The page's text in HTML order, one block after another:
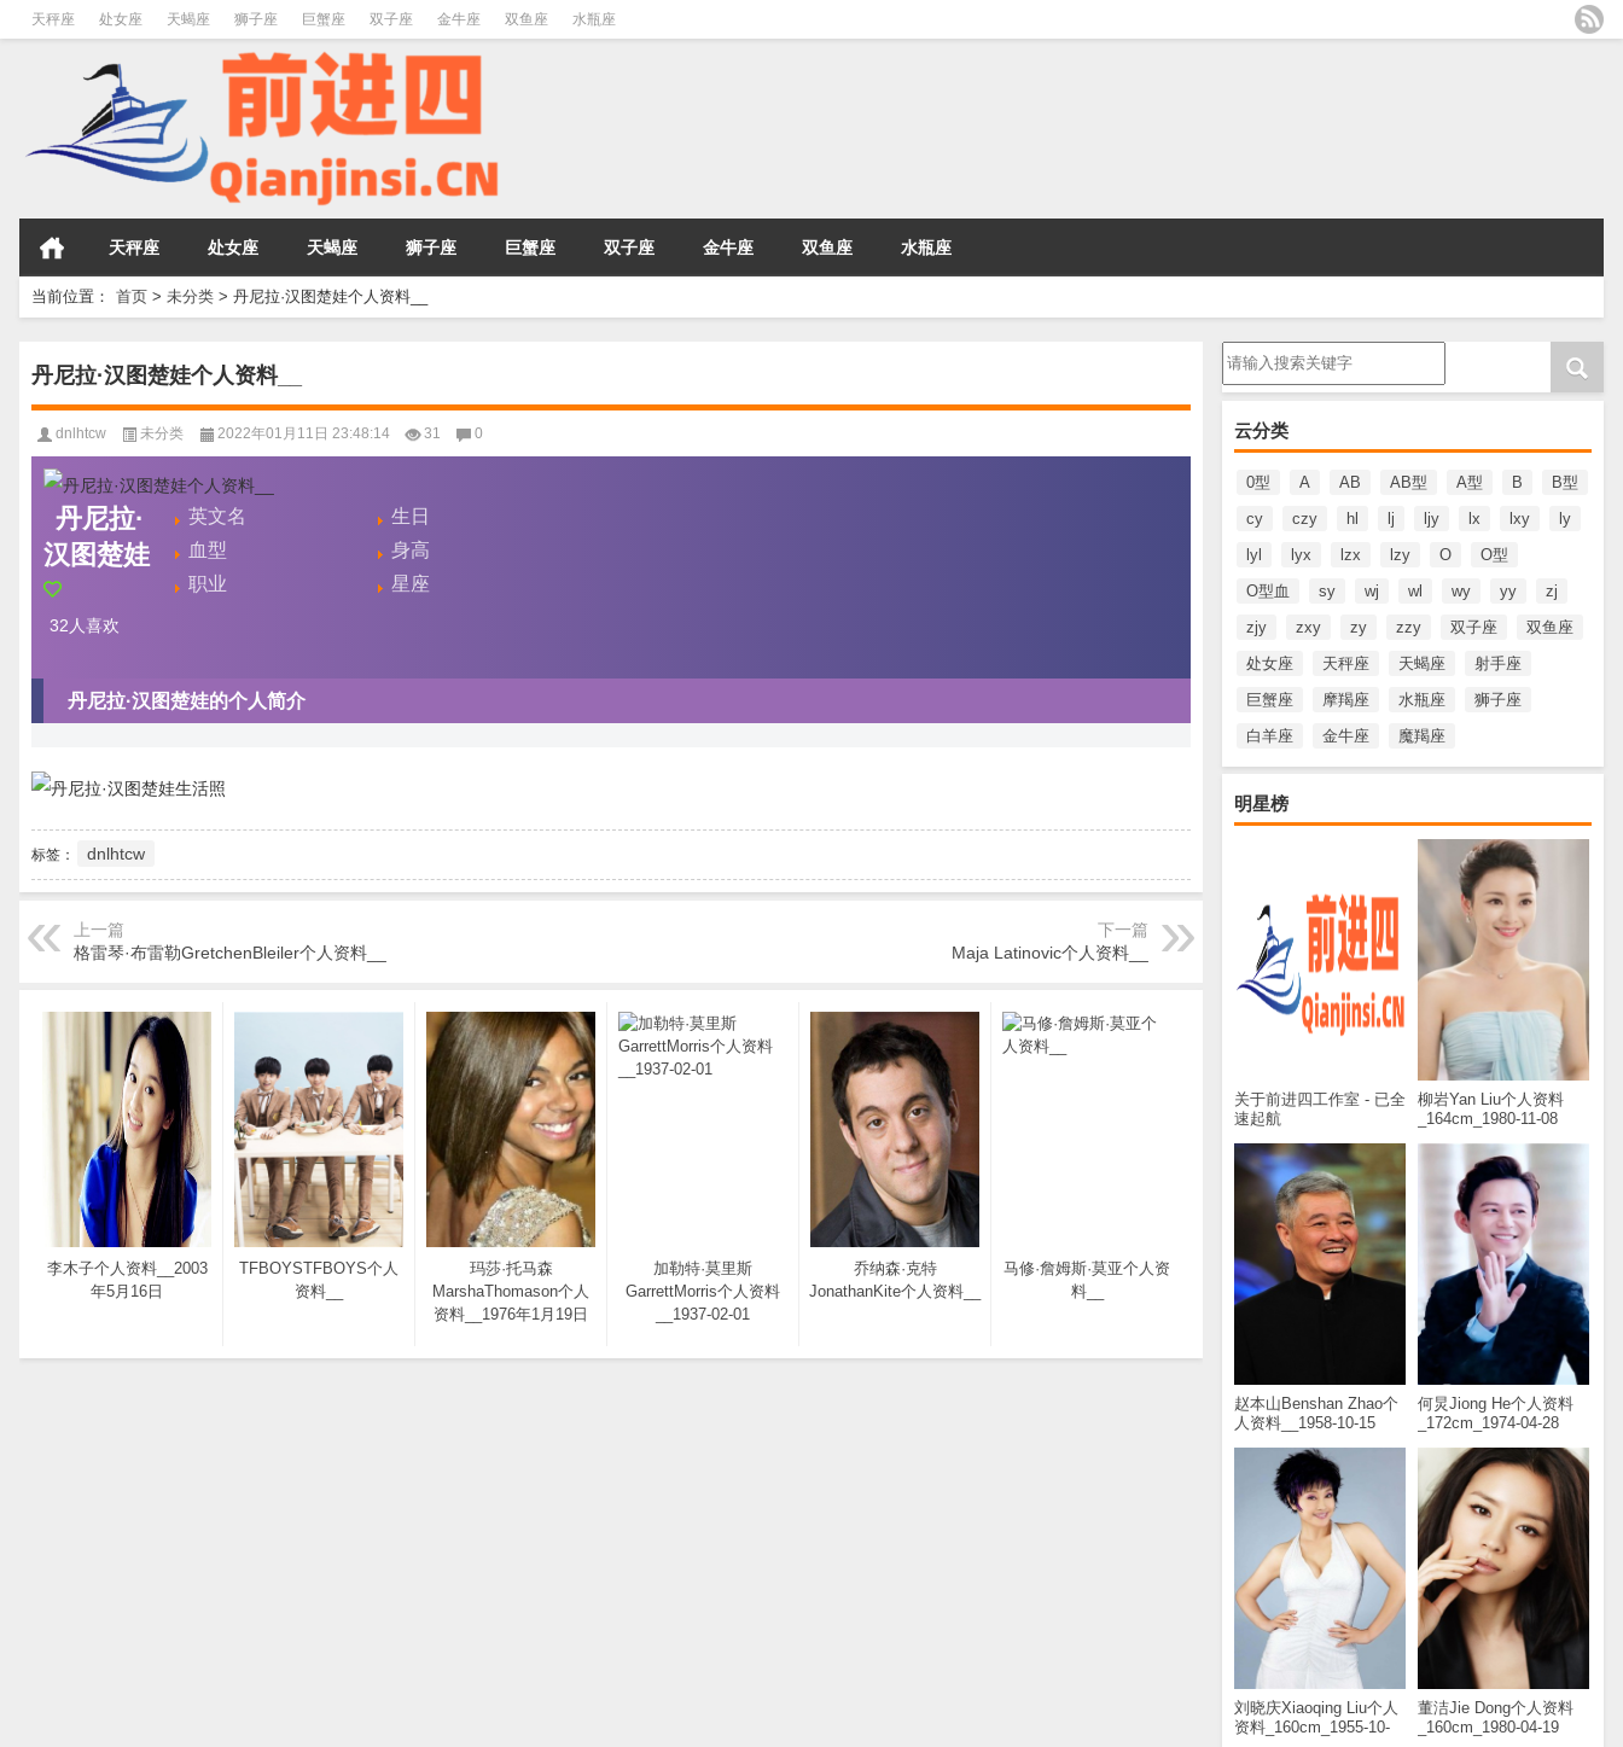
天秤座 处女座 天蝎座 狮子座 巨蟹座 双子座 金牛座 双鱼座 水瓶座
天秤座 处女座 天蝎座 狮子座 巨蟹座 双子座 金牛座 双鱼座 水瓶座
当前位置： 首页 > 未分类 > 丹尼拉·汉图楚娃个人资料__
云分类
0型 A AB AB型 A型 B
B型
cy
czy hl lj ljy lx lxy
ly
lyl
lyx lzx lzy O
O型
O型血
sy wj wl wy yy
zj
zjy
zxy zy zzy 双子座
双鱼座
处女座
天秤座 天蝎座
射手座
巨蟹座
摩羯座 水瓶座
狮子座
白羊座
金牛座 魔羯座
明星榜
关于前进四工作室 - 已全
速起航
柳岩Yan Liu个人资料
_164cm_1980-11-08
赵本山Benshan Zhao个
人资料__1958-10-15
何炅Jiong He个人资料
_172cm_1974-04-28
刘晓庆Xiaoqing Liu个人
资料_160cm_1955-10-
董洁Jie Dong个人资料
_160cm_1980-04-19
丹尼拉·汉图楚娃个人资料__
dnlhtcw 未分类 2022年01月11日 23:48:14 31 0
丹尼拉·
汉图楚娃
32 人喜欢
英文名
生日
血型
身高
职业
星座
丹尼拉·汉图楚娃的个人简介
标签： dnlhtcw
上一篇
格雷琴·布雷勒GretchenBleiler个人资料__
下一篇
Maja Latinovic个人资料__
李木子个人资料__2003
年5月16日
TFBOYSTFBOYS个人
资料__
玛莎·托马森
MarshaThomason个人
资料__1976年1月19日
加勒特·莫里斯
GarrettMorris个人资料
__1937-02-01
乔纳森·克特
JonathanKite个人资料__
马修·詹姆斯·莫亚个人资
料__